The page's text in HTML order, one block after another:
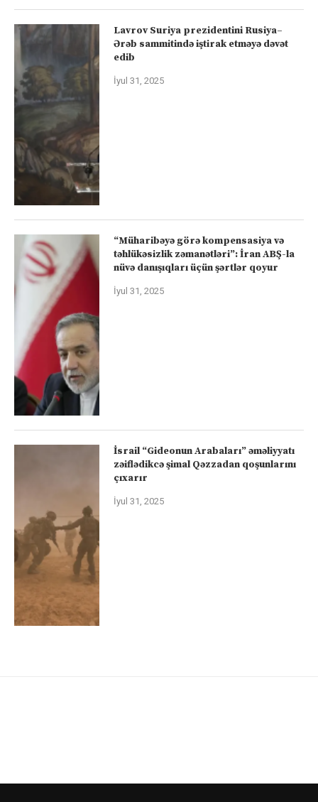
Lavrov Suriya prezidentini Rusiya–
Ərəb sammitində iştirak etməyə dəvət
edib
İyul 31, 2025
“Müharibəyə görə kompensasiya və
təhlükəsizlik zəmanətləri”: İran ABŞ-la
nüvə danışıqları üçün şərtlər qoyur
İyul 31, 2025
İsrail “Gideonun Arabaları” əməliyyatı
zəiflədikcə şimal Qəzzadan qoşunlarını
çıxarır
İyul 31, 2025